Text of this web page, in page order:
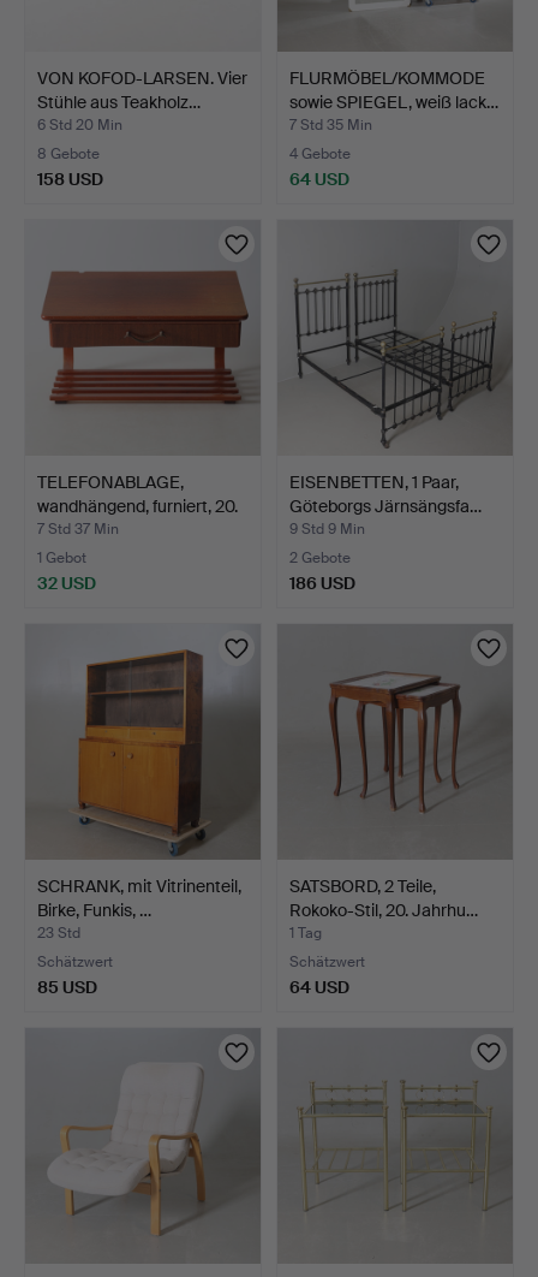
VON KOFOD-LARSEN. Vier
Stühle aus Teakholz…
6 Std 20 Min
8 Gebote
158 USD
FLURMÖBEL/KOMMODE
sowie SPIEGEL, weiß lack…
7 Std 35 Min
4 Gebote
64 USD
TELEFONABLAGE,
wandhängend, furniert, 20.
…
7 Std 37 Min
1 Gebot
32 USD
EISENBETTEN, 1 Paar,
Göteborgs Järnsängsfa…
9 Std 9 Min
2 Gebote
186 USD
SCHRANK, mit Vitrinenteil,
Birke, Funkis, …
23 Std
Schätzwert
85 USD
SATSBORD, 2 Teile,
Rokoko-Stil, 20. Jahrhu…
1 Tag
Schätzwert
64 USD